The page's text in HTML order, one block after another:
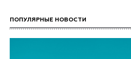
ПОПУЛЯРНЫЕ НОВОСТИ